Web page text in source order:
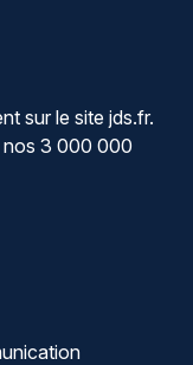
sur le site jds.fr.
nos 3 000 000